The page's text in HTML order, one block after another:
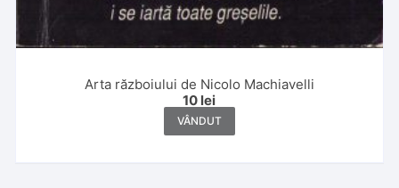
Arta războiului de Nicolo Machiavelli
10 lei
VÂNDUT